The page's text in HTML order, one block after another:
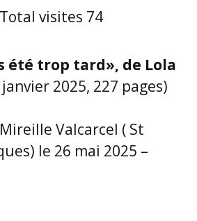
Total visites 74
été trop tard», de Lola
2025, 227 pages)
Valcarcel ( St
le 26 mai 2025 –